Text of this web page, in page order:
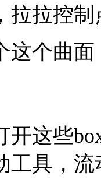
拉拉控制
这个曲
开这些
工具，